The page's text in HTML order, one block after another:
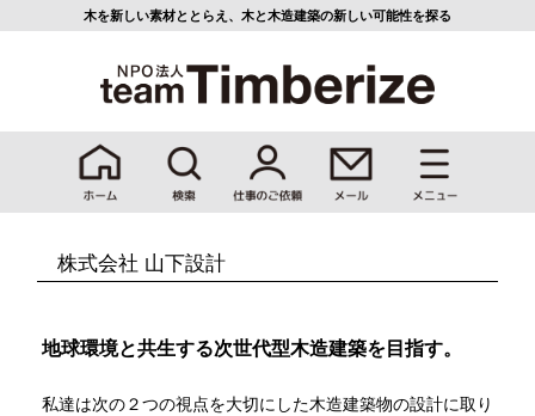
木を新しい素材ととらえ、 木と木造建築の新しい可能性を探る
株式会社 山下設計
地球環境と共生する次世代型木造建築を目指す。
私達は次の２つの視点を大切にした木造建築物の設計に取り